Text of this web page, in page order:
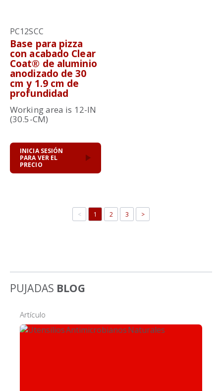
PC12SCC
Base para pizza
con acabado Clear
Coat® de aluminio
anodizado de 30
cm y 1.9 cm de
profundidad
Working area is 12-IN
(30.5-CM)
INICIA SESIÓN
PARA VER EL
PRECIO
< 1 2 3 >
PUJADAS BLOG
Artículo